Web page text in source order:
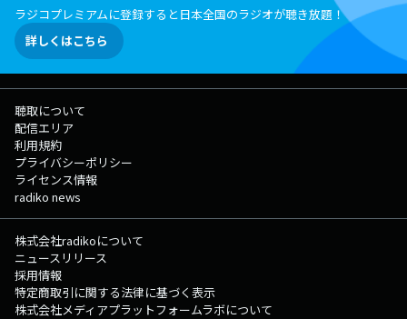
ラジコプレミアムに登録すると日本全国のラジオが聴き放題！
詳しくはこちら
聴取について
配信エリア
利用規約
プライバシーポリシー
ライセンス情報
radiko news
株式会社radikoについて
ニュースリリース
採用情報
特定商取引に関する法律に基づく表示
株式会社メディアプラットフォームラボについて